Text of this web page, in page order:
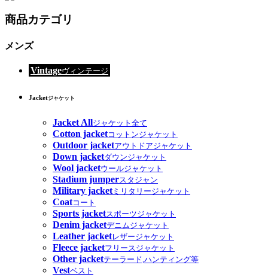
商品カテゴリ
メンズ
Vintageヴィンテージ
Jacketジャケット
Jacket Allジャケット全て
Cotton jacketコットンジャケット
Outdoor jacketアウトドアジャケット
Down jacketダウンジャケット
Wool jacketウールジャケット
Stadium jumperスタジャン
Military jacketミリタリージャケット
Coatコート
Sports jacketスポーツジャケット
Denim jacketデニムジャケット
Leather jacketレザージャケット
Fleece jacketフリースジャケット
Other jacketテーラード,ハンティング等
Vestベスト